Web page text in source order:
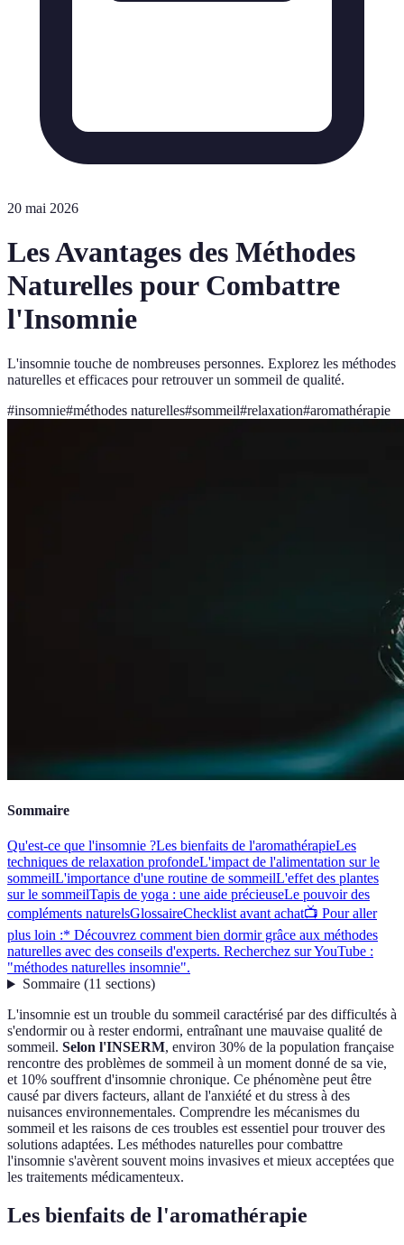
20 mai 2026
Les Avantages des Méthodes
Naturelles pour Combattre
l'Insomnie
L'insomnie touche de nombreuses personnes. Explorez les méthodes
naturelles et efficaces pour retrouver un sommeil de qualité.
#insomnie#méthodes naturelles#sommeil#relaxation#aromathérapie
Sommaire
Qu'est-ce que l'insomnie ?Les bienfaits de l'aromathérapieLes
techniques de relaxation profondeL'impact de l'alimentation sur le
sommeilL'importance d'une routine de sommeilL'effet des plantes
sur le sommeilTapis de yoga : une aide précieuseLe pouvoir des
compléments naturelsGlossaireChecklist avant achat📺 Pour aller
plus loin :* Découvrez comment bien dormir grâce aux méthodes
naturelles avec des conseils d'experts. Recherchez sur YouTube :
"méthodes naturelles insomnie".
Sommaire(11 sections)
L'insomnie est un trouble du sommeil caractérisé par des difficultés à
s'endormir ou à rester endormi, entraînant une mauvaise qualité de
sommeil. Selon l'INSERM, environ 30% de la population française
rencontre des problèmes de sommeil à un moment donné de sa vie,
et 10% souffrent d'insomnie chronique. Ce phénomène peut être
causé par divers facteurs, allant de l'anxiété et du stress à des
nuisances environnementales. Comprendre les mécanismes du
sommeil et les raisons de ces troubles est essentiel pour trouver des
solutions adaptées. Les méthodes naturelles pour combattre
l'insomnie s'avèrent souvent moins invasives et mieux acceptées que
les traitements médicamenteux.
Les bienfaits de l'aromathérapie